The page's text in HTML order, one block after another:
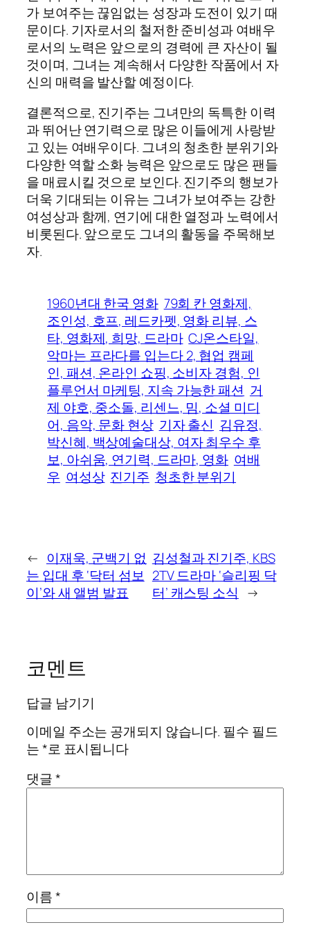
가 보여주는 끊임없는 성장과 도전이 있기 때
문이다. 기자로서의 철저한 준비성과 여배우
로서의 노력은 앞으로의 경력에 큰 자산이 될
것이며, 그녀는 계속해서 다양한 작품에서 자
신의 매력을 발산할 예정이다.
결론적으로, 진기주는 그녀만의 독특한 이력
과 뛰어난 연기력으로 많은 이들에게 사랑받
고 있는 여배우이다. 그녀의 청초한 분위기와
다양한 역할 소화 능력은 앞으로도 많은 팬들
을 매료시킬 것으로 보인다. 진기주의 행보가
더욱 기대되는 이유는 그녀가 보여주는 강한
여성상과 함께, 연기에 대한 열정과 노력에서
비롯된다. 앞으로도 그녀의 활동을 주목해보
자.
1960년대 한국 영화 79회 칸 영화제,
조인성, 호프, 레드카펫, 영화 리뷰, 스
타, 영화제, 희망, 드라마 CJ온스타일,
악마는 프라다를 입는다 2, 협업 캠페
인, 패션, 온라인 쇼핑, 소비자 경험, 인
플루언서 마케팅, 지속 가능한 패션 거
제 야호, 중소돌, 리센느, 밈, 소셜 미디
어, 음악, 문화 현상 기자 출신 김유정,
박신혜, 백상예술대상, 여자 최우수 후
보, 아쉬움, 연기력, 드라마, 영화 여배
우 여성상 진기주 청초한 분위기
← 이재욱, 군백기 없
는 입대 후 ‘닥터 섬보
이’와 새 앨범 발표
김성철과 진기주, KBS
2TV 드라마 ‘슬리핑 닥
터’ 캐스팅 소식
→
코멘트
답글 남기기
이메일 주소는 공개되지 않습니다. 필수 필드
는*로 표시됩니다
댓글*
이름*